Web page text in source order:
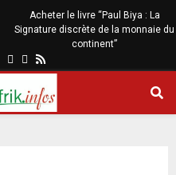
Acheter le livre “Paul Biya : La
Signature discrète de la monnaie du
continent”